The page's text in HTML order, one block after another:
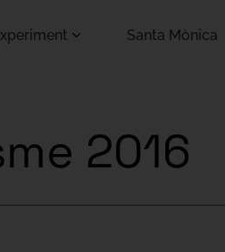
Santa Mònica
2016